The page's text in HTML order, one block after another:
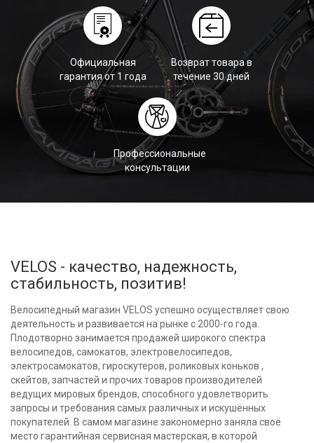
Официальная
гарантия от 1 года
Возврат товара в
течение 30 дней
Профессиональные
консультации
VELOS - качество, надежность,
стабильность, позитив!
Велосипедный магазин VELOS успешно осуществляет свою
деятельность и развивается на рынке с 2000-го года.
Плодотворно занимается продажей широкого спектра
велосипедов, самокатов, электровелосипедов,
электросамокатов, гироскутеров, роликовых коньков ,
скейтов, запчастей и прочих товаров производителей
ведущих мировых брендов, способного удовлетворить
запросы и требования самых различных и искушённых
покупателей. В самом магазине закономерно заняла своё
место гарантийная сервисная мастерская, в которой